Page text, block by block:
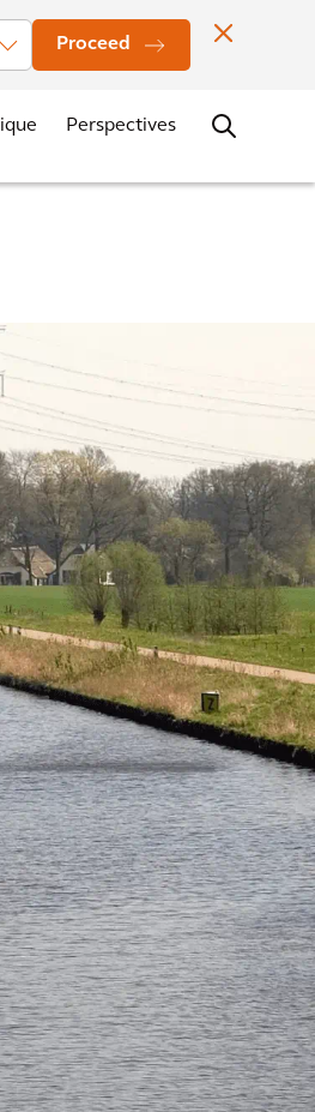
Proceed
Contacts
Perspectives